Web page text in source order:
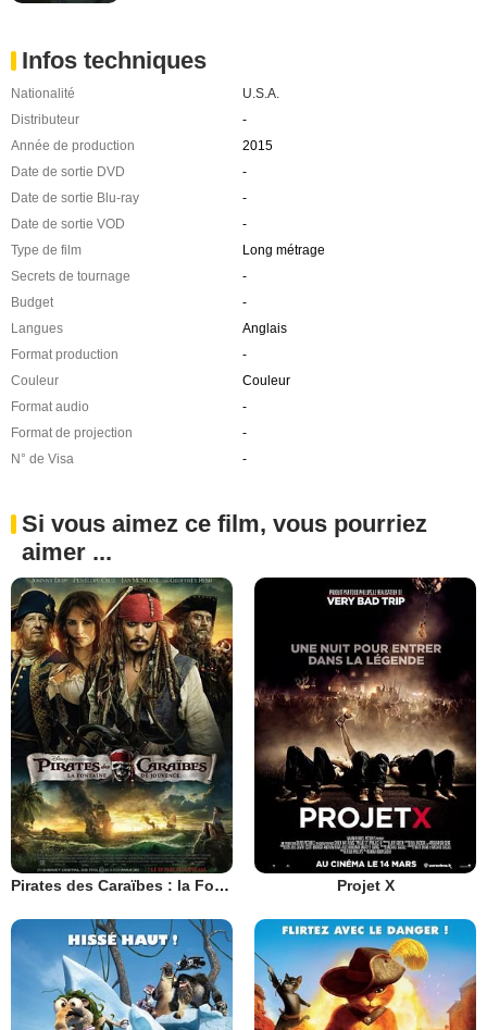
Infos techniques
Nationalité
U.S.A.
Distributeur
-
Année de production
2015
Date de sortie DVD
-
Date de sortie Blu-ray
-
Date de sortie VOD
-
Type de film
Long métrage
Secrets de tournage
-
Budget
-
Langues
Anglais
Format production
-
Couleur
Couleur
Format audio
-
Format de projection
-
N° de Visa
-
Si vous aimez ce film, vous pourriez
aimer ...
Pirates des Caraïbes : la Fontaine de Jouvence Projet X